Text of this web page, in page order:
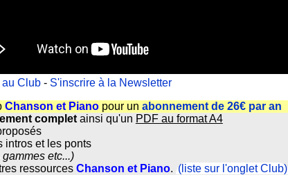
au Club- S'inscrire à la Newsletter
Chanson et Piano pour unabonnement de 26€ par an
completainsi qu'un PDF au format A4
et les ponts
etc...)
ressources Chanson et Piano. (liste sur l'onglet Club)